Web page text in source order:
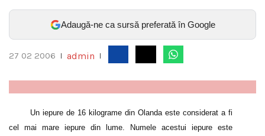
Adaugă-ne ca sursă preferată în Google
27 02 2006 admin
Un iepure de 16 kilograme din Olanda este considerat a fi
cel mai mare iepure din lume. Numele acestui iepure este